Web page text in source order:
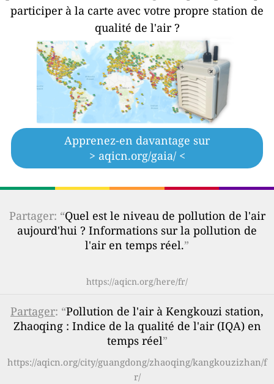
participer à la carte avec votre propre station de
qualité de l'air ?
Apprenez-en davantage sur
> aqicn.org/gaia/ <
Partager: “Quel est le niveau de pollution de l'air
aujourd'hui ? Informations sur la pollution de
l'air en temps réel.”
https://aqicn.org/here/fr/
Partager: “Pollution de l'air à Kengkouzi station,
Zhaoqing : Indice de la qualité de l'air (IQA) en
temps réel”
https://aqicn.org/city/guangdong/zhaoqing/kangkouzizhan/f
r/